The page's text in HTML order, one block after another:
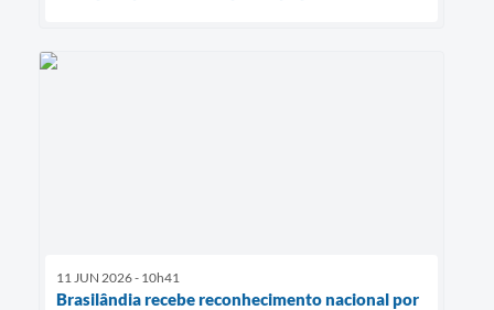
11 JUN 2026 - 10h41
Brasilândia recebe reconhecimento nacional por